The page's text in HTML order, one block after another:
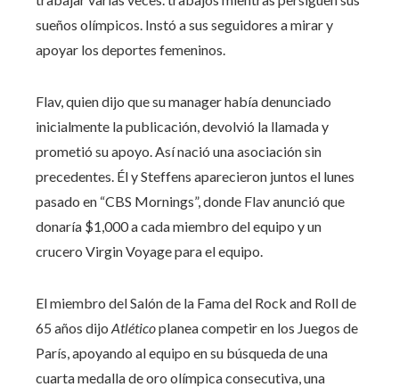
sueños olímpicos. Instó a sus seguidores a mirar y
apoyar los deportes femeninos.
Flav, quien dijo que su manager había denunciado
inicialmente la publicación, devolvió la llamada y
prometió su apoyo. Así nació una asociación sin
precedentes. Él y Steffens aparecieron juntos el lunes
pasado en “CBS Mornings”, donde Flav anunció que
donaría $1,000 a cada miembro del equipo y un
crucero Virgin Voyage para el equipo.
El miembro del Salón de la Fama del Rock and Roll de
65 años dijo Atléticoplanea competir en los Juegos de
París, apoyando al equipo en su búsqueda de una
cuarta medalla de oro olímpica consecutiva, una